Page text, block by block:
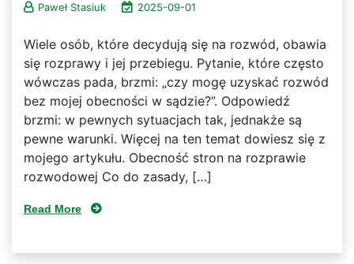
Paweł Stasiuk 2025-09-01
Wiele osób, które decydują się na rozwód, obawia
się rozprawy i jej przebiegu. Pytanie, które często
wówczas pada, brzmi: „czy mogę uzyskać rozwód
bez mojej obecności w sądzie?”. Odpowiedź
brzmi: w pewnych sytuacjach tak, jednakże są
pewne warunki. Więcej na ten temat dowiesz się z
mojego artykułu. Obecność stron na rozprawie
rozwodowej Co do zasady, […]
Read More